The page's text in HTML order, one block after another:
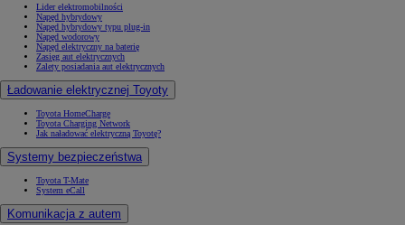
Lider elektromobilności
Napęd hybrydowy
Napęd hybrydowy typu plug-in
Napęd wodorowy
Napęd elektryczny na baterię
Zasięg aut elektrycznych
Zalety posiadania aut elektrycznych
Ładowanie elektrycznej Toyoty
Toyota HomeCharge
Toyota Charging Network
Jak naładować elektryczną Toyotę?
Systemy bezpieczeństwa
Toyota T-Mate
System eCall
Komunikacja z autem